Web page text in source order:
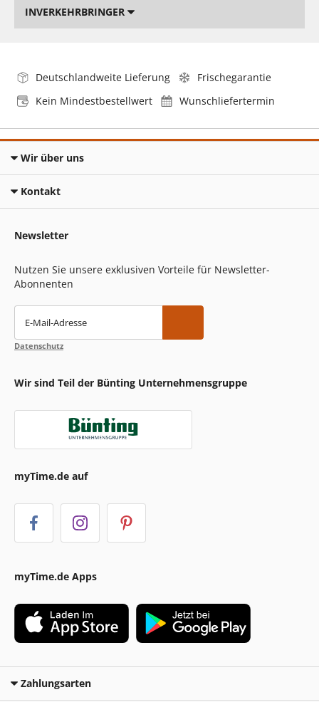
INVERKEHRBRINGER
Deutschlandweite Lieferung
Frischegarantie
Kein Mindestbestellwert
Wunschliefertermin
Wir über uns
Kontakt
Newsletter
Nutzen Sie unsere exklusiven Vorteile für Newsletter-
Abonnenten
E-Mail-Adresse
Datenschutz
Wir sind Teil der Bünting Unternehmensgruppe
myTime.de auf
myTime.de Apps
Zahlungsarten